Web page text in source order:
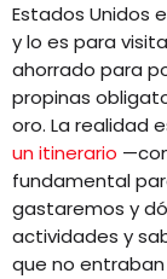
Estados Unidos
y lo es para
ahorrado para
propinas
oro. La realidad
un itinerario
fundamental
gastaremos y
actividades y
que no entraban